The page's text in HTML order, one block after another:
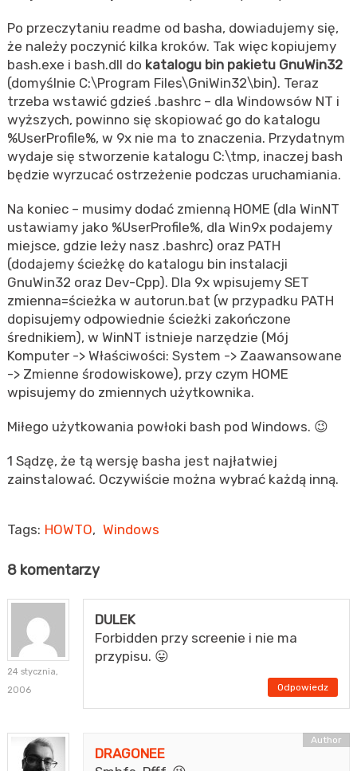
Po przeczytaniu readme od basha, dowiadujemy się,
że należy poczynić kilka kroków. Tak więc kopiujemy
bash.exe i bash.dll do katalogu bin pakietu GnuWin32
(domyślnie C:\Program Files\GniWin32\bin). Teraz
trzeba wstawić gdzieś .bashrc – dla Windowsów NT i
wyższych, powinno się skopiować go do katalogu
%UserProfile%, w 9x nie ma to znaczenia. Przydatnym
wydaje się stworzenie katalogu C:\tmp, inaczej bash
będzie wyrzucać ostrzeżenie podczas uruchamiania.
Na koniec – musimy dodać zmienną HOME (dla WinNT
ustawiamy jako %UserProfile%, dla Win9x podajemy
miejsce, gdzie leży nasz .bashrc) oraz PATH
(dodajemy ścieżkę do katalogu bin instalacji
GnuWin32 oraz Dev-Cpp). Dla 9x wpisujemy SET
zmienna=ścieżka w autorun.bat (w przypadku PATH
dopisujemy odpowiednie ścieżki zakończone
średnikiem), w WinNT istnieje narzędzie (Mój
Komputer -> Właściwości: System -> Zaawansowane
-> Zmienne środowiskowe), przy czym HOME
wpisujemy do zmiennych użytkownika.
Miłego użytkowania powłoki bash pod Windows. 😉
1 Sądzę, że tą wersję basha jest najłatwiej
zainstalować. Oczywiście można wybrać każdą inną.
Tags: HOWTO, Windows
8 komentarzy
24 stycznia,
2006
DULEK
Forbidden przy screenie i nie ma
przypisu. 😛
Odpowiedz
DRAGONEE